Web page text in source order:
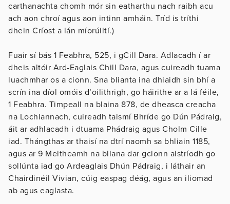
carthanachta chomh mór sin eatharthu nach raibh acu
ach aon chroí agus aon intinn amháin. Tríd is tríthi
dhein Críost a lán míorúiltí.)
Fuair sí bás 1 Feabhra, 525, i gCill Dara. Adlacadh í ar
dheis altóir Ard-Eaglais Chill Dara, agus cuireadh tuama
luachmhar os a cionn. Sna blianta ina dhiaidh sin bhí a
scrín ina díol omóis d’oilithrigh, go háirithe ar a lá féile,
1 Feabhra. Timpeall na blaina 878, de dheasca creacha
na Lochlannach, cuireadh taismí Bhríde go Dún Pádraig,
áit ar adhlacadh i dtuama Phádraig agus Cholm Cille
iad. Thángthas ar thaisí na dtrí naomh sa bhliain 1185,
agus ar 9 Meitheamh na bliana dar gcionn aistríodh go
sollúnta iad go Ardeaglais Dhún Pádraig, i láthair an
Chairdinéil Vivian, cúig easpag déág, agus an iliomad
ab agus eaglasta.